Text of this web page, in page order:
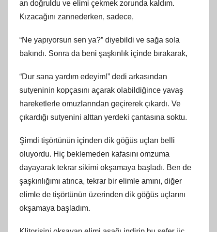
an doğruldu ve elimi çekmek zorunda kaldım.
Kızacağını zannederken, sadece,
“Ne yapıyorsun sen ya?” diyebildi ve sağa sola
bakındı. Sonra da beni şaşkınlık içinde bırakarak,
“Dur sana yardım edeyim!” dedi arkasından
sutyeninin kopçasını açarak olabildiğince yavaş
hareketlerle omuzlarından geçirerek çıkardı. Ve
çıkardığı sutyenini alttan yerdeki çantasına soktu.
Şimdi tişörtünün içinden dik göğüs uçları belli
oluyordu. Hiç beklemeden kafasını omzuma
dayayarak tekrar sikimi okşamaya başladı. Ben de
şaşkınlığımı atınca, tekrar bir elimle amını, diğer
elimle de tişörtünün üzerinden dik göğüs uçlarını
okşamaya başladım.